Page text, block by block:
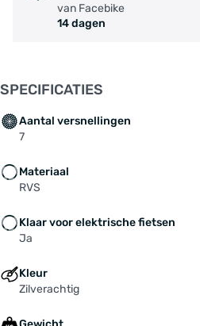
van Facebike
14 dagen
SPECIFICATIES
Aantal versnellingen
7
Materiaal
RVS
Klaar voor elektrische fietsen
Ja
Kleur
Zilverachtig